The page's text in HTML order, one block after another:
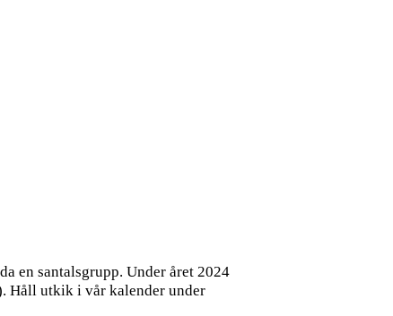
en santalsgrupp. Under året 2024
Håll utkik i vår kalender under